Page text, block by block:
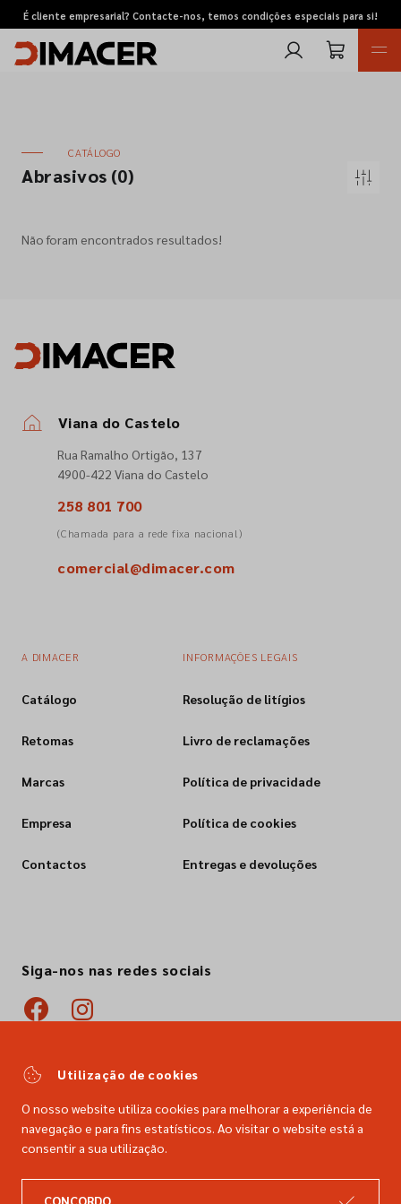
É cliente empresarial? Contacte-nos, temos condições especiais para si!
Retomas
Empresa
Siga-nos nas redes sociais
CATÁLOGO
Abrasivos (0)
Não foram encontrados resultados!
Viana do Castelo
Rua Ramalho Ortigão, 137
4900-422 Viana do Castelo
258 801 700
(Chamada para a rede fixa nacional)
comercial@dimacer.com
A DIMACER
Catálogo
Retomas
Marcas
Empresa
Contactos
INFORMAÇÕES LEGAIS
Resolução de litígios
Livro de reclamações
Política de privacidade
Política de cookies
Entregas e devoluções
Siga-nos nas redes sociais
Utilização de cookies
O nosso website utiliza cookies para melhorar a experiência de
navegação e para fins estatísticos. Ao visitar o website está a
consentir a sua utilização.
CONCORDO